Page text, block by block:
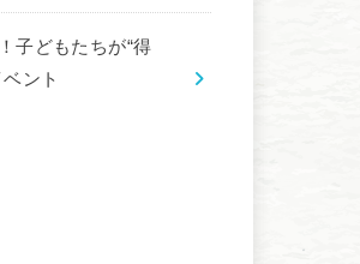
子どもたちが“得
ント